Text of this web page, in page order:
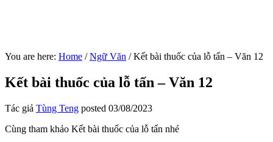
You are here: Home / Ngữ Văn /Kết bài thuốc của lỗ tấn – Văn 12
Kết bài thuốc của lỗ tấn – Văn 12
Tác giả Tùng Teng posted 03/08/2023
Cùng tham khảo Kết bài thuốc của lỗ tấn nhé